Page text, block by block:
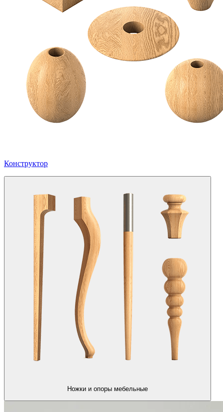
Конструктор
Ножки и опоры мебельные